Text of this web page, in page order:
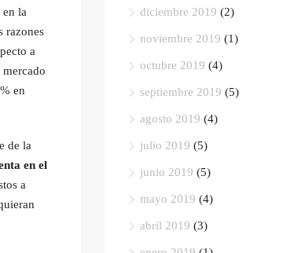
en la
razones
a
en
de la
en el
a
diciembre 2019 (2)
noviembre 2019 (1)
octubre 2019 (4)
septiembre 2019 (5)
agosto 2019 (4)
julio 2019 (5)
junio 2019 (5)
mayo 2019 (4)
abril 2019 (3)